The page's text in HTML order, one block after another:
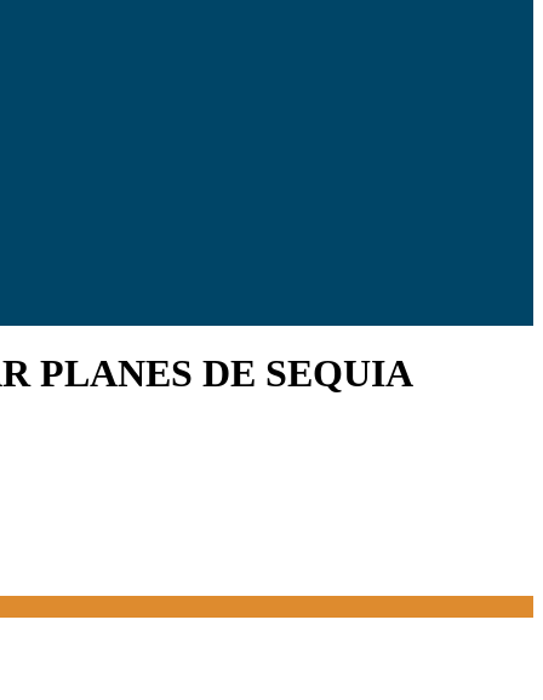
PLANES DE SEQUIA